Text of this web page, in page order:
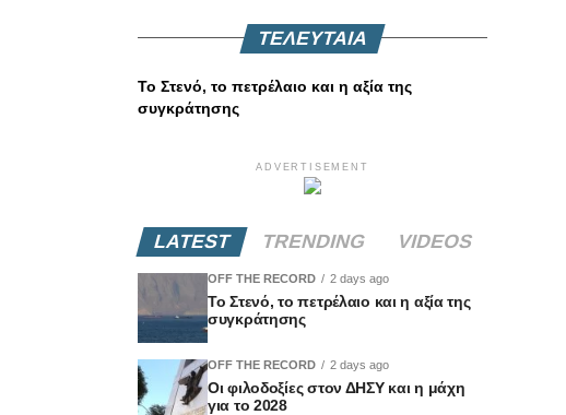
ΤΕΛΕΥΤΑΙΑ
Το Στενό, το πετρέλαιο και η αξία της
συγκράτησης
ADVERTISEMENT
LATEST TRENDING VIDEOS
OFF THE RECORD 2 days ago
Το Στενό, το πετρέλαιο και η αξία της
συγκράτησης
OFF THE RECORD 2 days ago
Οι φιλοδοξίες στον ΔΗΣΥ και η μάχη
για το 2028